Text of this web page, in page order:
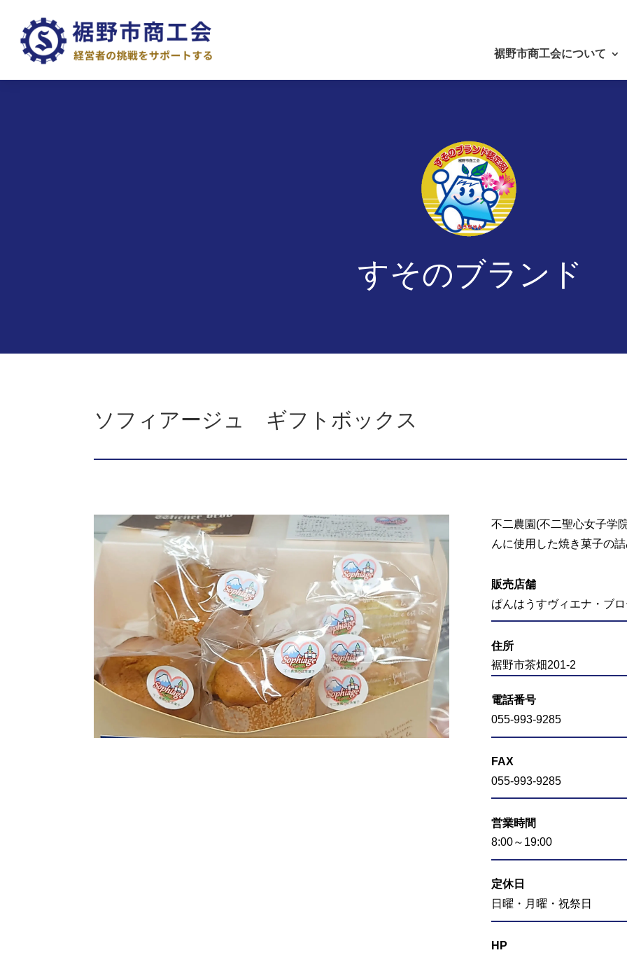
裾野市商工会について
すそのブランド
ソフィアージュ ギフトボックス
不二農園(不二聖心女子学
んに使用した焼き菓子の
販売店舗
ぱんはうすヴィエナ・ブ
住所
裾野市茶畑201-2
電話番号
055-993-9285
FAX
055-993-9285
営業時間
8:00～19:00
定休日
日曜・月曜・祝祭日
HP